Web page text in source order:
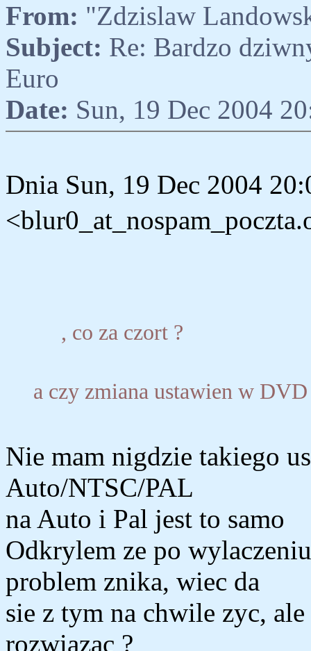
From: "Zdzislaw
Subject: Re: Bardzo
Euro
Date: Sun, 19 Dec 2004
Dnia Sun, 19 Dec 2004
, co za czort ?
a czy zmiana ustawien w
Nie mam nigdzie takiego
Auto/NTSC/PAL
na Auto i Pal jest to samo
Odkrylem ze po
problem znika, wiec da
sie z tym na chwile zyc,
rozwiazac ?